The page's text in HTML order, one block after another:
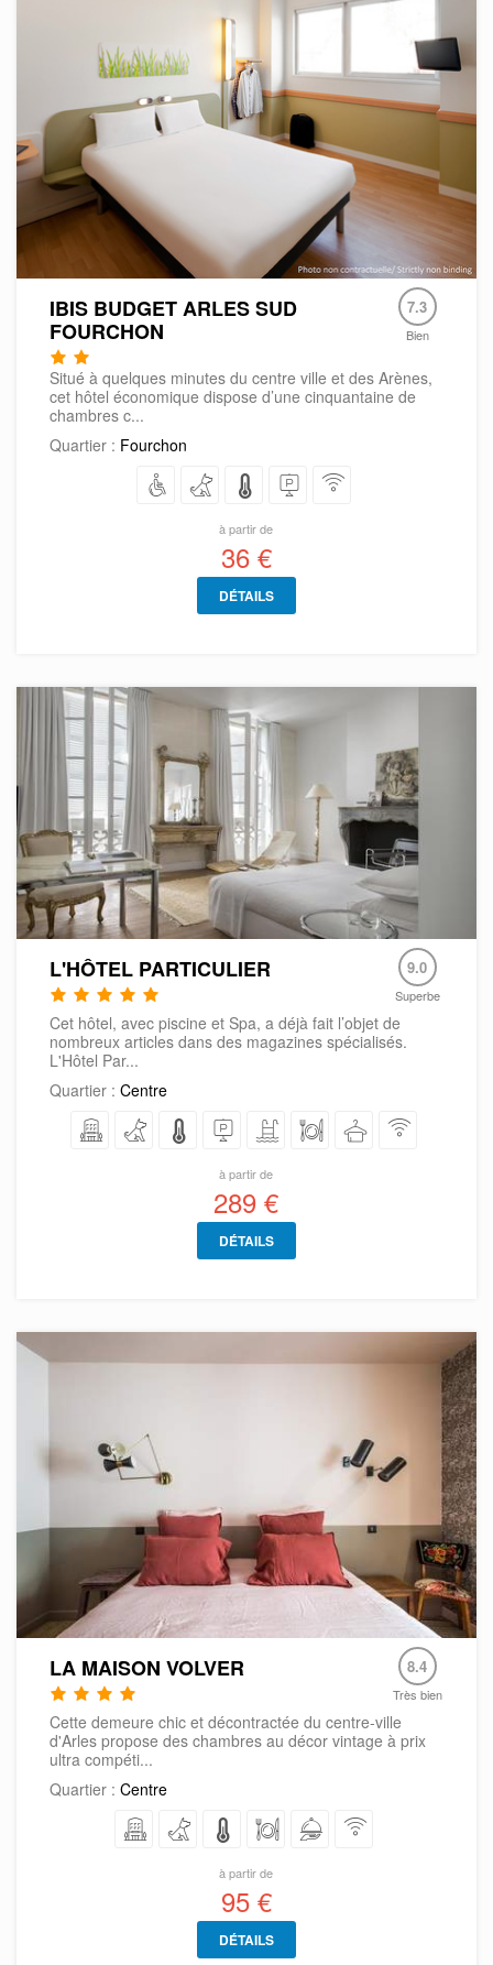
IBIS BUDGET ARLES SUD
FOURCHON
7.3
Bien
Situé à quelques minutes du centre ville et des Arènes,
cet hôtel économique dispose d’une cinquantaine de
chambres c...
Quartier : Fourchon
à partir de
36 €
DÉTAILS
L'HÔTEL PARTICULIER 9.0
Superbe
Cet hôtel, avec piscine et Spa, a déjà fait l’objet de
nombreux articles dans des magazines spécialisés.
L'Hôtel Par...
Quartier : Centre
à partir de
289 €
DÉTAILS
LA MAISON VOLVER 8.4
Très bien
Cette demeure chic et décontractée du centre-ville
d'Arles propose des chambres au décor vintage à prix
ultra compéti...
Quartier : Centre
à partir de
95 €
DÉTAILS